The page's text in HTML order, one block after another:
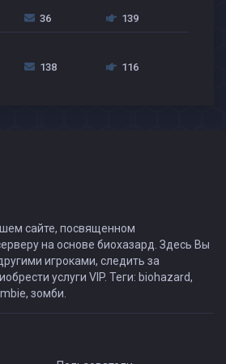
36 139
138 116
сайте, посвященном
на основе биохазард. Здесь Вы
игроками, следить за
услуги VIP. Теги: biohazard,
зомби.